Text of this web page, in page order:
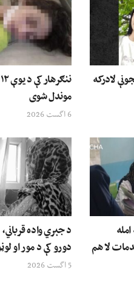
لادرکه
موندل شوی
6 اگست 2026
لا هم
د جبري واده
دورو کې د مور او
5 اگست 2026